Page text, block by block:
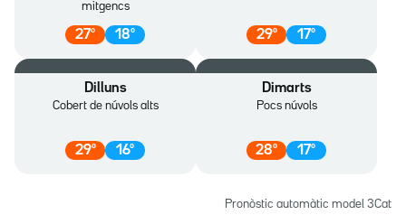
mitgencs
27º 18º 29º 17º
Dilluns
Cobert de núvols alts
29º 16º
Dimarts
Pocs núvols
28º 17º
Pronòstic automàtic model 3Cat